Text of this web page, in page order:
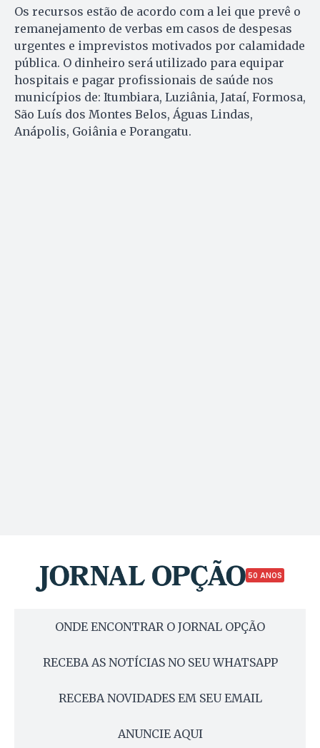
Os recursos estão de acordo com a lei que prevê o
remanejamento de verbas em casos de despesas
urgentes e imprevistos motivados por calamidade
pública. O dinheiro será utilizado para equipar
hospitais e pagar profissionais de saúde nos
municípios de: Itumbiara, Luziânia, Jataí, Formosa,
São Luís dos Montes Belos, Águas Lindas,
Anápolis, Goiânia e Porangatu.
50 ANOS
ONDE ENCONTRAR O JORNAL OPÇÃO
RECEBA AS NOTÍCIAS NO SEU WHATSAPP
RECEBA NOVIDADES EM SEU EMAIL
ANUNCIE AQUI